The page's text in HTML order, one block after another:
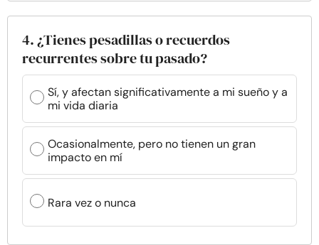
4. ¿Tienes pesadillas o recuerdos
recurrentes sobre tu pasado?
Sí, y afectan significativamente a mi sueño y a
mi vida diaria
Ocasionalmente, pero no tienen un gran
impacto en mí
Rara vez o nunca